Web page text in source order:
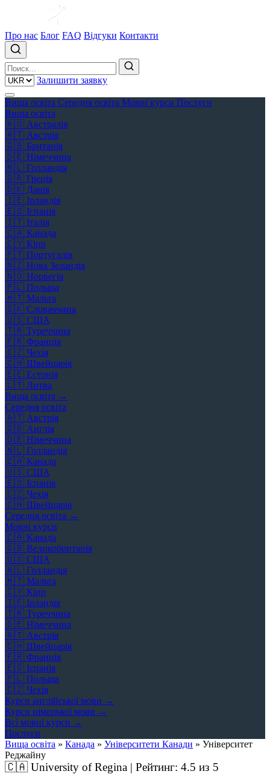
Про нас Блог FAQ Відгуки Контакти
Залишити заявку
Вища освіта Середня освіта Мовні курси Послуги
Вища освіта
🇦🇺 Австралія
🇦🇹 Австрія
🇬🇧 Британія
🇩🇪 Німеччина
🇳🇱 Голландія
🇬🇷 Греція
🇩🇰 Данія
🇮🇪 Ірландія
🇪🇸 Іспанія
🇮🇹 Італія
🇨🇦 Канада
🇨🇾 Кіпр
🇵🇹 Португалія
🇳🇿 Нова Зеландія
🇳🇴 Норвегія
🇵🇱 Польща
🇲🇹 Мальта
🇸🇰 Словаччина
🇺🇸 США
🇹🇷 Туреччина
🇫🇷 Франція
🇨🇿 Чехія
🇨🇭 Швейцарія
🇪🇪 Естонія
🇱🇹 Литва
Вища освіта →
Середня освіта
🇦🇹 Австрія
🇬🇧 Англія
🇩🇪 Німеччина
🇳🇱 Голландія
🇨🇦 Канада
🇺🇸 США
🇪🇸 Іспанія
🇨🇿 Чехія
🇨🇭 Швейцарія
Середня освіта →
Мовні курси
🇨🇦 Канада
🇬🇧 Великобританія
🇺🇸 США
🇳🇱 Голландія
🇲🇹 Мальта
🇨🇾 Кіпр
🇮🇪 Ірландія
🇹🇷 Туреччина
🇩🇪 Німеччина
🇦🇹 Австрія
🇨🇭 Швейцарія
🇫🇷 Франція
🇪🇸 Іспанія
🇵🇱 Польща
🇨🇿 Чехія
Курси англійської мови →
Курси німецької мови →
Всі мовні курси →
Послуги
Вища освіта » Канада » Університети Канади » Університет
Реджайну
🇨🇦University of Regina | Рейтинг: 4.5 из 5